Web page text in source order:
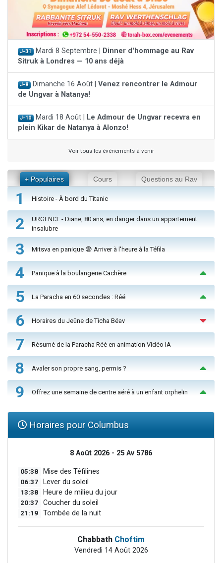
J-31 Mardi 8 Septembre | Dinner d'hommage au Rav
Sitruk à Londres — 10 ans déjà
J-8 Dimanche 16 Août | Venez rencontrer le Admour
de Ungvar à Natanya!
J-10 Mardi 18 Août | Le Admour de Ungvar recevra en
plein Kikar de Natanya à Alonzo!
Voir tous les événements à venir
+ Populaires Cours Questions au Rav
1 Histoire - À bord du Titanic
2
URGENCE - Diane, 80 ans, en danger dans un appartement
insalubre
3 Mitsva en panique 😨 Arriver à l'heure à la Téfila
4 Panique à la boulangerie Cachère
5 La Paracha en 60 secondes : Réé
6 Horaires du Jeûne de Ticha Béav
7 Résumé de la Paracha Réé en animation Vidéo IA
8 Avaler son propre sang, permis ?
9 Offrez une semaine de centre aéré à un enfant orphelin
Horaires pour Columbus
8 Août 2026 - 25 Av 5786
05:38 Mise des Téfilines
06:37 Lever du soleil
13:38 Heure de milieu du jour
20:37 Coucher du soleil
21:19 Tombée de la nuit
Chabbath Choftim
Vendredi 14 Août 2026